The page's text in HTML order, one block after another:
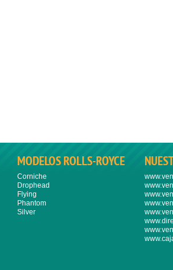
MODELOS ROLLS-ROYCE
Corniche
Drophead
Flying
Phantom
Silver